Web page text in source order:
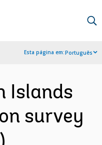
Esta página em:Português
Islands
survey